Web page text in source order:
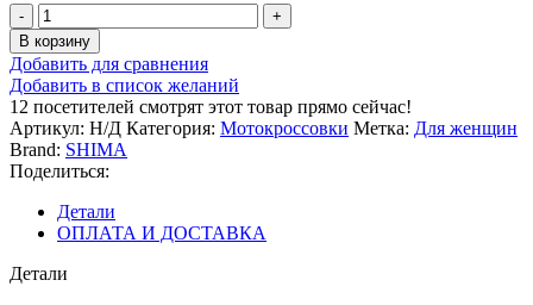
Количество
товара
Ботинки
SHIMA
REBEL
WP
LADY
В корзину
Добавить для сравнения
Добавить в список желаний
12 посетителей смотрят этот товар прямо сейчас!
Артикул: Н/Д Категория: Мотокроссовки Метка: Для женщин
Brand: SHIMA
Поделиться:
Детали
ОПЛАТА И ДОСТАВКА
Детали